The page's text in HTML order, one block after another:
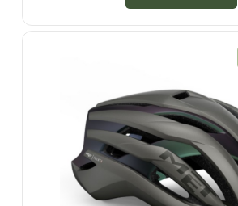
-
b
ő